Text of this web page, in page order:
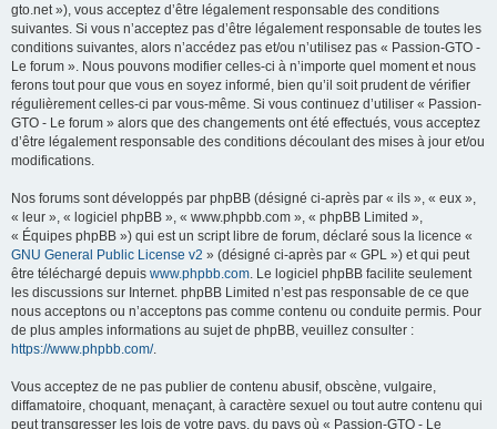
gto.net »), vous acceptez d’être légalement responsable des conditions
suivantes. Si vous n’acceptez pas d’être légalement responsable de toutes les
conditions suivantes, alors n’accédez pas et/ou n’utilisez pas « Passion-GTO -
Le forum ». Nous pouvons modifier celles-ci à n’importe quel moment et nous
ferons tout pour que vous en soyez informé, bien qu’il soit prudent de vérifier
régulièrement celles-ci par vous-même. Si vous continuez d’utiliser « Passion-
GTO - Le forum » alors que des changements ont été effectués, vous acceptez
d’être légalement responsable des conditions découlant des mises à jour et/ou
modifications.
Nos forums sont développés par phpBB (désigné ci-après par « ils », « eux »,
« leur », « logiciel phpBB », « www.phpbb.com », « phpBB Limited »,
« Équipes phpBB ») qui est un script libre de forum, déclaré sous la licence «
GNU General Public License v2 » (désigné ci-après par « GPL ») et qui peut
être téléchargé depuis www.phpbb.com. Le logiciel phpBB facilite seulement
les discussions sur Internet. phpBB Limited n’est pas responsable de ce que
nous acceptons ou n’acceptons pas comme contenu ou conduite permis. Pour
de plus amples informations au sujet de phpBB, veuillez consulter :
https://www.phpbb.com/.
Vous acceptez de ne pas publier de contenu abusif, obscène, vulgaire,
diffamatoire, choquant, menaçant, à caractère sexuel ou tout autre contenu qui
peut transgresser les lois de votre pays, du pays où « Passion-GTO - Le